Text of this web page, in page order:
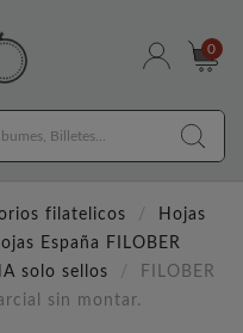
0
filatelicos
Hojas
España FILOBER
solo sellos
FILOBER
sin montar.